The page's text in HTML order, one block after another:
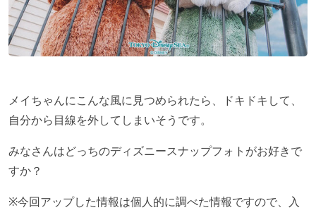
メイちゃんにこんな風に見つめられたら、ドキドキして、
自分から目線を外してしまいそうです。
みなさんはどっちのディズニースナップフォトがお好きで
すか？
※今回アップした情報は個人的に調べた情報ですので、入